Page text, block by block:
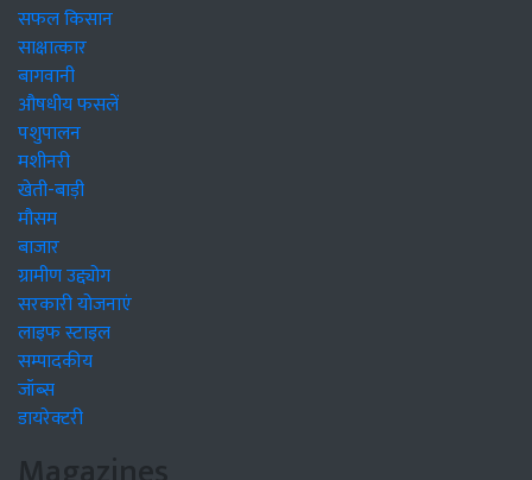
सफल किसान
साक्षात्कार
बागवानी
औषधीय फसलें
पशुपालन
मशीनरी
खेती-बाड़ी
मौसम
बाजार
ग्रामीण उद्द्योग
सरकारी योजनाएं
लाइफ स्टाइल
सम्पादकीय
जॉब्स
डायरेक्टरी